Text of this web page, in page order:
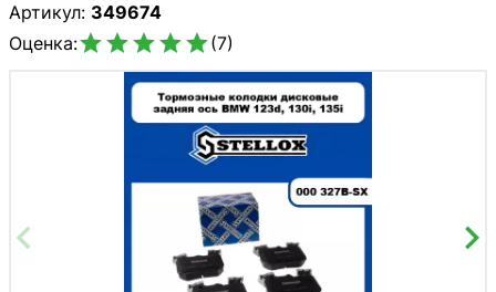
Артикул: 349674
Оценка:(7)